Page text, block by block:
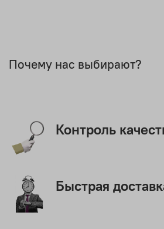
Почему нас выбирают?
Контроль
Быстрая